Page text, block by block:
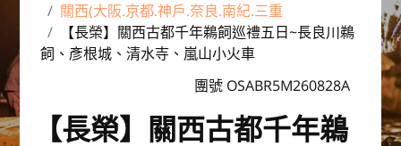
郵輪假期
海島假期
韓國
關西(大阪.京都.神戶.奈良.南紀.三重
【長榮】關西古都千年鵜飼巡禮五日~長良川鵜
飼、彥根城、清水寺、嵐山小火車
團號 OSABR5M260828A
【長榮】關西古都千年鵜